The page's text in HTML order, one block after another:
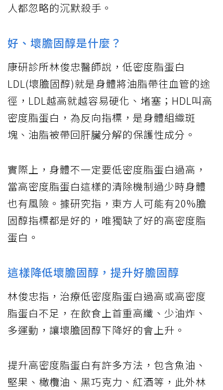
人都忽略的沉默殺手。
好、壞膽固醇是什麼？
康研診所林俊忠醫師說，低密度脂蛋白
LDL(壞膽固醇)就是身體將油脂帶往血管的途
徑，LDL越高就越容易硬化、堵塞；HDL叫高
密度脂蛋白，為反向指標，是身體組織斑
塊、油脂被帶回肝臟分解的保護性成分。
實際上，身體不一定要低密度脂蛋白過高，
當高密度脂蛋白這樣的清除機制過少時身體
也有風險。據研究指，東方人可能有20%膽
固醇指標都是好的，唯獨缺了好的高密度脂
蛋白。
這樣降低壞膽固醇，提升好膽固醇
林俊忠指，治療低密度脂蛋白過高或高密度
脂蛋白不足，在飲食上首重高纖、少油炸、
多運動，讓壞膽固醇下降好的會上升。
提升高密度脂蛋白有許多方法，包含魚油、
堅果、橄欖油、黑巧克力、紅酒等，此外林